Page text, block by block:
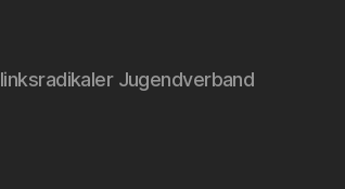
linksradikaler Jugendverband